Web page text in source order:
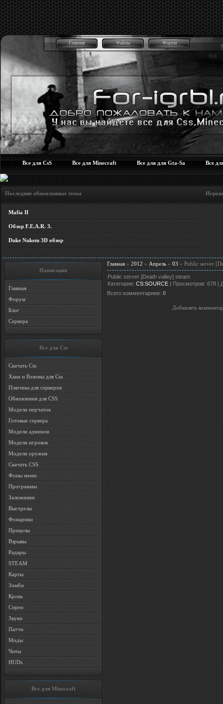
Главная Файлы Форум
Все для CsS Все для Minecraft Все для для Gta-Sa Все
Последние обновленные темы Игровые
Mafia II
Обзор F.E.A.R. 3.
Duke Nukem 3D обзор
Навигация
Главная
Форум
Блог
Сервера
Все для Css
Скачать Css
Хаки и Взломы для Css
Плагины для серверов
Обновления для CSS
Модели перчаток
Готовые сервера
Модели админов
Модели игроков
Модели оружия
Скачать CSS
Фоны меню
Программы
Заложники
Выстрелы
Фонарики
Прицелы
Взрывы
Радары
STEAM
Карты
Зомби
Кровь
Спреи
Звуки
Патчи
Моды
Читы
HUDs
Все для Minecraft
Главная » 2012 » Апрель » 03 » Public server
Public server [Death valley] steam
Категория: CS:SOURCE | Просмотров: 678 |
Всего комментариев: 0
Добавлять